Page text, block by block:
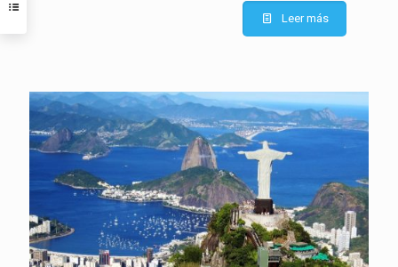
Leer más